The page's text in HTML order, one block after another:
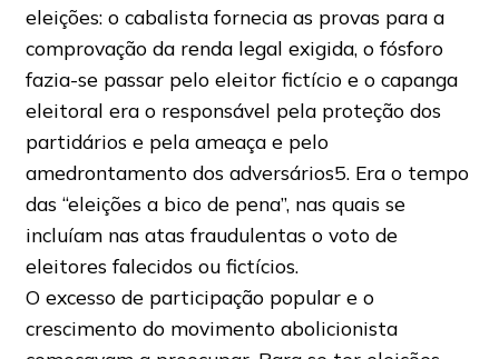
eleições: o cabalista fornecia as provas para a
comprovação da renda legal exigida, o fósforo
fazia-se passar pelo eleitor fictício e o capanga
eleitoral era o responsável pela proteção dos
partidários e pela ameaça e pelo
amedrontamento dos adversários5. Era o tempo
das “eleições a bico de pena”, nas quais se
incluíam nas atas fraudulentas o voto de
eleitores falecidos ou fictícios.
O excesso de participação popular e o
crescimento do movimento abolicionista